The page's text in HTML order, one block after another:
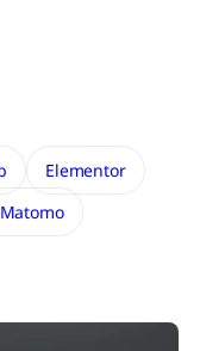
Elementor
Matomo